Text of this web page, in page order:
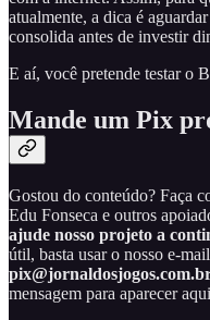
atualmente, a dica é
consolida antes de investir
E aí, você pretende testar o
Mande um Pix
Gostou do conteúdo? Faça
Edu Fonseca e outros
ajude nosso projeto a
útil, basta usar o nosso e-
mensagem para aparecer